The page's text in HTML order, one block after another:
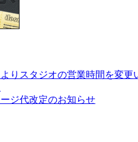
りスタジオの営業時間を変更
ジ代改定のお知らせ